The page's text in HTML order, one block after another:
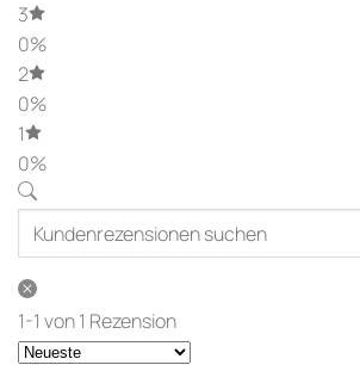
3
0%
2
0%
1
0%
1-1 von 1 Rezension